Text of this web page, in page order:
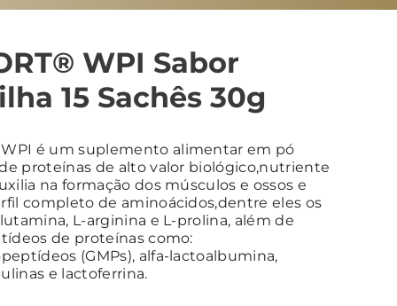
WPI Sabor
15 Sachês 30g
WPI é um suplemento alimentar em pó
proteínas de alto valor biológico,nutriente
na formação dos músculos e ossos e
completo de aminoácidos,dentre eles os
L-arginina e L-prolina, além de
de proteínas como:
(GMPs), alfa-lactoalbumina,
e lactoferrina.